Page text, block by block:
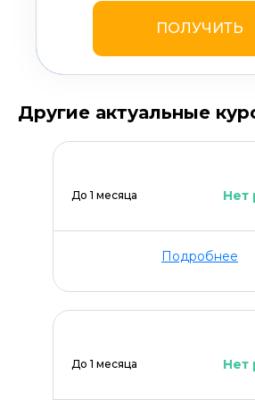
ПОЛУЧИТЬ
Другие актуальные
До 1 месяца Нет
Подробнее
До 1 месяца Нет